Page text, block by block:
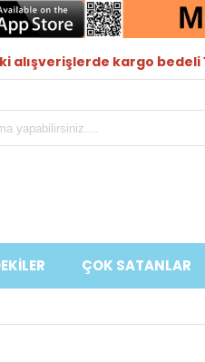
alışverişlerde kargo bedeli
ÇOK SATANLAR